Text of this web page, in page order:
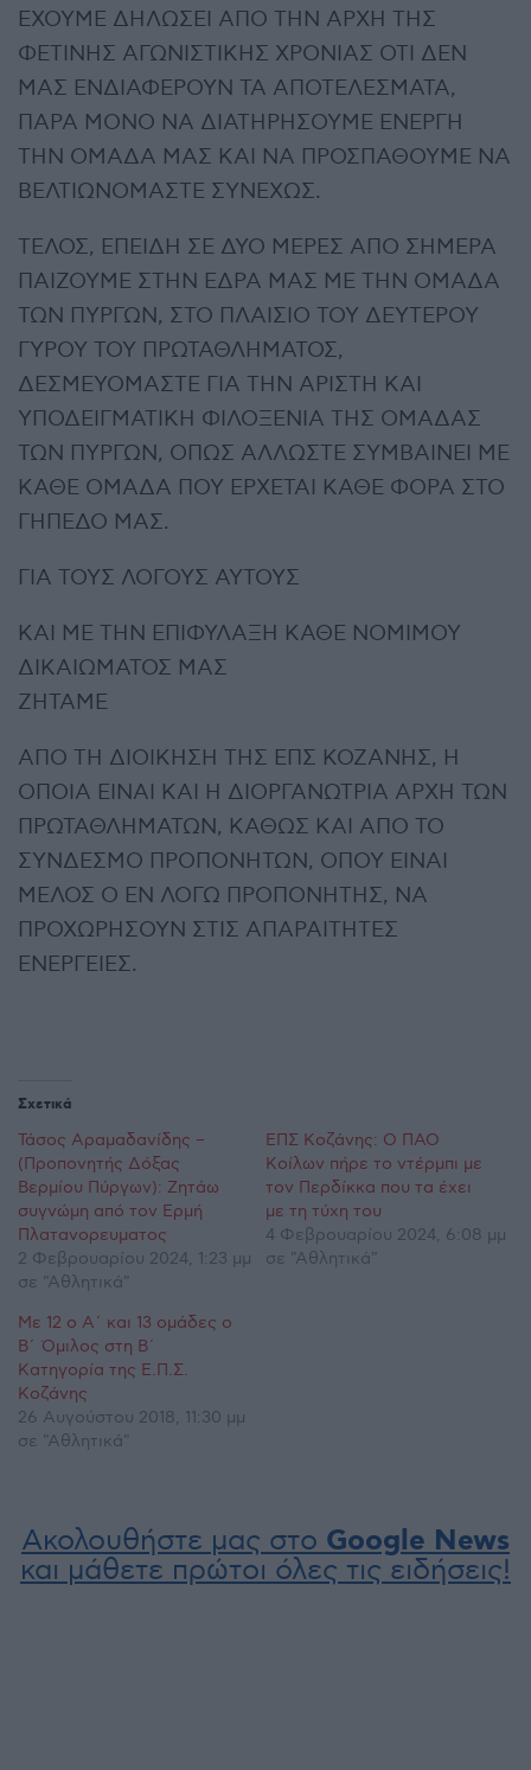
ΕΧΟΥΜΕ ΔΗΛΩΣΕΙ ΑΠΟ ΤΗΝ ΑΡΧΗ ΤΗΣ
ΦΕΤΙΝΗΣ ΑΓΩΝΙΣΤΙΚΗΣ ΧΡΟΝΙΑΣ ΟΤΙ ΔΕΝ
ΜΑΣ ΕΝΔΙΑΦΕΡΟΥΝ ΤΑ ΑΠΟΤΕΛΕΣΜΑΤΑ,
ΠΑΡΑ ΜΟΝΟ ΝΑ ΔΙΑΤΗΡΗΣΟΥΜΕ ΕΝΕΡΓΗ
ΤΗΝ ΟΜΑΔΑ ΜΑΣ ΚΑΙ ΝΑ ΠΡΟΣΠΑΘΟΥΜΕ ΝΑ
ΒΕΛΤΙΩΝΟΜΑΣΤΕ ΣΥΝΕΧΩΣ.
ΤΕΛΟΣ, ΕΠΕΙΔΗ ΣΕ ΔΥΟ ΜΕΡΕΣ ΑΠΟ ΣΗΜΕΡΑ
ΠΑΙΖΟΥΜΕ ΣΤΗΝ ΕΔΡΑ ΜΑΣ ΜΕ ΤΗΝ ΟΜΑΔΑ
ΤΩΝ ΠΥΡΓΩΝ, ΣΤΟ ΠΛΑΙΣΙΟ ΤΟΥ ΔΕΥΤΕΡΟΥ
ΓΥΡΟΥ ΤΟΥ ΠΡΩΤΑΘΛΗΜΑΤΟΣ,
ΔΕΣΜΕΥΟΜΑΣΤΕ ΓΙΑ ΤΗΝ ΑΡΙΣΤΗ ΚΑΙ
ΥΠΟΔΕΙΓΜΑΤΙΚΗ ΦΙΛΟΞΕΝΙΑ ΤΗΣ ΟΜΑΔΑΣ
ΤΩΝ ΠΥΡΓΩΝ, ΟΠΩΣ ΑΛΛΩΣΤΕ ΣΥΜΒΑΙΝΕΙ ΜΕ
ΚΑΘΕ ΟΜΑΔΑ ΠΟΥ ΕΡΧΕΤΑΙ ΚΑΘΕ ΦΟΡΑ ΣΤΟ
ΓΗΠΕΔΟ ΜΑΣ.
ΓΙΑ ΤΟΥΣ ΛΟΓΟΥΣ ΑΥΤΟΥΣ
ΚΑΙ ΜΕ ΤΗΝ ΕΠΙΦΥΛΑΞΗ ΚΑΘΕ ΝΟΜΙΜΟΥ
ΔΙΚΑΙΩΜΑΤΟΣ ΜΑΣ
ΖΗΤΑΜΕ
ΑΠΟ ΤΗ ΔΙΟΙΚΗΣΗ ΤΗΣ ΕΠΣ ΚΟΖΑΝΗΣ, Η
ΟΠΟΙΑ ΕΙΝΑΙ ΚΑΙ Η ΔΙΟΡΓΑΝΩΤΡΙΑ ΑΡΧΗ ΤΩΝ
ΠΡΩΤΑΘΛΗΜΑΤΩΝ, ΚΑΘΩΣ ΚΑΙ ΑΠΟ ΤΟ
ΣΥΝΔΕΣΜΟ ΠΡΟΠΟΝΗΤΩΝ, ΟΠΟΥ ΕΙΝΑΙ
ΜΕΛΟΣ Ο ΕΝ ΛΟΓΩ ΠΡΟΠΟΝΗΤΗΣ, ΝΑ
ΠΡΟΧΩΡΗΣΟΥΝ ΣΤΙΣ ΑΠΑΡΑΙΤΗΤΕΣ
ΕΝΕΡΓΕΙΕΣ.
Σχετικά
Τάσος Αραμαδανίδης –
(Προπονητής Δόξας
Βερμίου Πύργων): Ζητάω
συγνώμη από τον Ερμή
Πλατανορευματος
2 Φεβρουαρίου 2024, 1:23 μμ
σε "Αθλητικά"
ΕΠΣ Κοζάνης: Ο ΠΑΟ
Κοίλων πήρε το ντέρμπι με
τον Περδίκκα που τα έχει
με τη τύχη του
4 Φεβρουαρίου 2024, 6:08 μμ
σε "Αθλητικά"
Με 12 ο Α΄ και 13 ομάδες ο
Β΄ Όμιλος στη Β΄
Κατηγορία της Ε.Π.Σ.
Κοζάνης
26 Αυγούστου 2018, 11:30 μμ
σε "Αθλητικά"
Ακολουθήστε μας στο Google News
και μάθετε πρώτοι όλες τις ειδήσεις!